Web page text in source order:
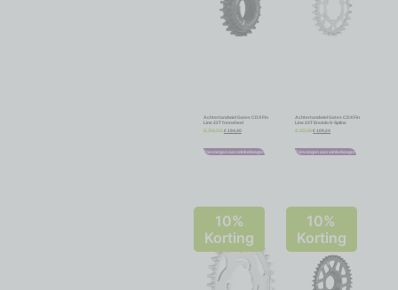
Achtertandwiel Gates CDX Fin
Line 22T freewheel
216,00 €194,40
Toevoegen aan winkelwagen
Achtertandwiel Gates CDX Fin
Line 24T Enviolo 9-Spline
€121,38 €109,24
Toevoegen aan winkelwagen
10%
Korting
10%
Korting